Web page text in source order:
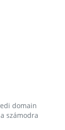
domain
számodra